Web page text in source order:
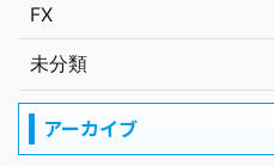
FX
未分類
アーカイブ